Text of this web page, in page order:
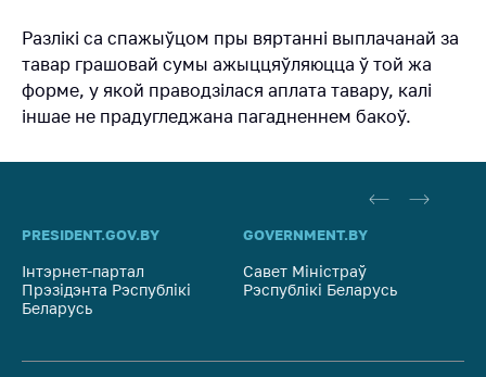
Дзяржаўны
рэестр суб'eктаў
натуральных
манаполій
Разлікі са спажыўцом пры вяртанні выплачанай за
тавар грашовай сумы ажыццяўляюцца ў той жа
форме, у якой праводзілася аплата тавару, калi
iншае не прадугледжана пагадненнем бакоў.
PRESIDENT.GOV.BY
Інтэрнет-партал
Прэзідэнта Рэспублікі
Беларусь
GOVERNMENT.BY
Савет Міністраў
Рэспублікі Беларусь